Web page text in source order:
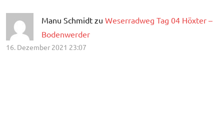
Manu Schmidt zu Weserradweg Tag 04 Höxter –
Bodenwerder
16. Dezember 2021 23:07